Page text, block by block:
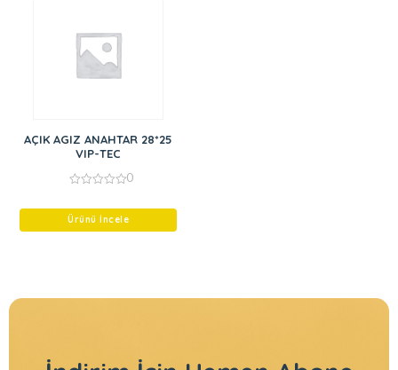
AÇIK AGIZ ANAHTAR 28*25
VIP-TEC
of
0
Ürünü İncele